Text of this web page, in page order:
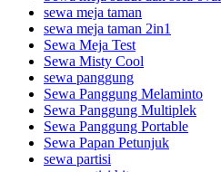
sewa meja taman
sewa meja taman 2in1
Sewa Meja Test
Sewa Misty Cool
sewa panggung
Sewa Panggung Melaminto
Sewa Panggung Multiplek
Sewa Panggung Portable
Sewa Papan Petunjuk
sewa partisi